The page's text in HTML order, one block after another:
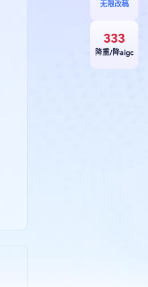
无限改稿
333
降重/降aigc